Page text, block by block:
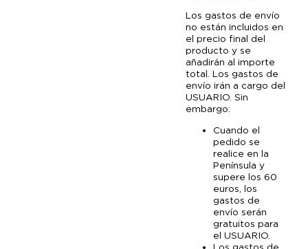
Los gastos de envío
no están incluidos en
el precio final del
producto y se
añadirán al importe
total. Los gastos de
envío irán a cargo del
USUARIO. Sin
embargo:
Cuando el
pedido se
realice en la
Península y
supere los 60
euros, los
gastos de
envío serán
gratuitos para
el USUARIO.